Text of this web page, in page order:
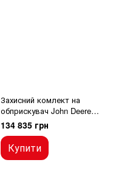
Захисний комлект на
обприскувач John Deere
(розсікач)
134 835 грн
Купити